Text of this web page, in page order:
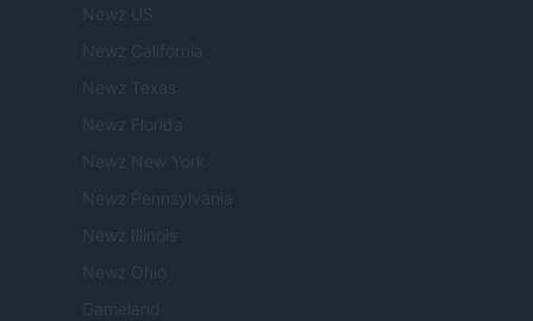
Newz US
Newz California
Newz Texas
Newz Florida
Newz New York
Newz Pennsylvania
Newz Illinois
Newz Ohio
Gameland